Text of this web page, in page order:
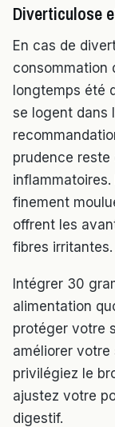
Diverticulose
En cas de
consommation
longtemps été
se logent dans
prudence reste
finement
offrent les
fibres irritantes.
Intégrer 30
alimentation
protéger votre
améliorer votre
privilégiez le
ajustez votre
digestif.